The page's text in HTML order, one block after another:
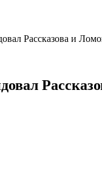
Рассказова и